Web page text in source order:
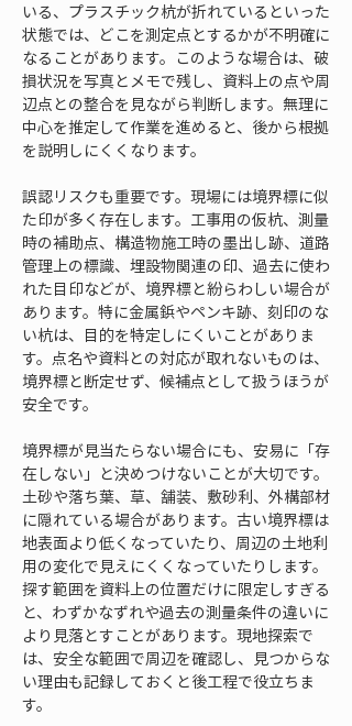
いる、プラスチック杭が折れているといった
状態では、どこを測定点とするかが不明確に
なることがあります。このような場合は、破
損状況を写真とメモで残し、資料上の点や周
辺点との整合を見ながら判断します。無理に
中心を推定して作業を進めると、後から根拠
を説明しにくくなります。
誤認リスクも重要です。現場には境界標に似
た印が多く存在します。工事用の仮杭、測量
時の補助点、構造物施工時の墨出し跡、道路
管理上の標識、埋設物関連の印、過去に使わ
れた目印などが、境界標と紛らわしい場合が
あります。特に金属鋲やペンキ跡、刻印のな
い杭は、目的を特定しにくいことがありま
す。点名や資料との対応が取れないものは、
境界標と断定せず、候補点として扱うほうが
安全です。
境界標が見当たらない場合にも、安易に「存
在しない」と決めつけないことが大切です。
土砂や落ち葉、草、舗装、敷砂利、外構部材
に隠れている場合があります。古い境界標は
地表面より低くなっていたり、周辺の土地利
用の変化で見えにくくなっていたりします。
探す範囲を資料上の位置だけに限定しすぎる
と、わずかなずれや過去の測量条件の違いに
より見落とすことがあります。現地探索で
は、安全な範囲で周辺を確認し、見つからな
い理由も記録しておくと後工程で役立ちま
す。